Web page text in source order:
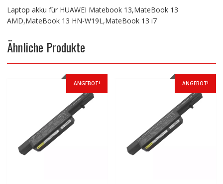
Laptop akku für HUAWEI Matebook 13,MateBook 13
AMD,MateBook 13 HN-W19L,MateBook 13 i7
Ähnliche Produkte
ANGEBOT! ANGEBOT!